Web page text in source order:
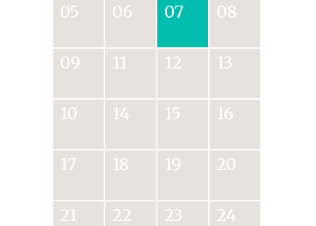
05 06 07 08
09 11 12 13
10 14 15 16
17 18 19 20
21 22 23 24